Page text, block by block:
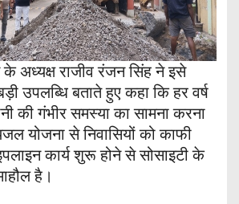
अध्यक्ष राजीव रंजन सिंह ने इसे
उपलब्धि बताते हुए कहा कि हर वर्ष
की गंभीर समस्या का सामना करना
योजना से निवासियों को काफी
कार्य शुरू होने से सोसाइटी के
है।